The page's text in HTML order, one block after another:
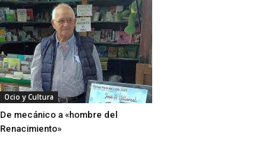
Ocio y Cultura
De mecánico a «hombre del
Renacimiento»